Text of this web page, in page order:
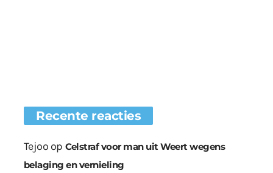
Recente reacties
Tejoo op Celstraf voor man uit Weert wegens
belaging en vernieling